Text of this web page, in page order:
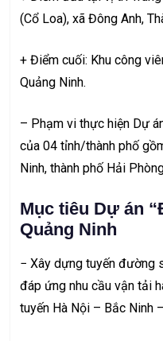
(Cổ Loa), xã Đông Anh,
+ Điểm cuối: Khu công
Quảng Ninh.
– Phạm vi thực hiện Dự
của 04 tỉnh/thành phố
Ninh, thành phố Hải
Mục tiêu Dự án
Quảng Ninh
− Xây dựng tuyến đường
đáp ứng nhu cầu vận tải
tuyến Hà Nội – Bắc Ninh